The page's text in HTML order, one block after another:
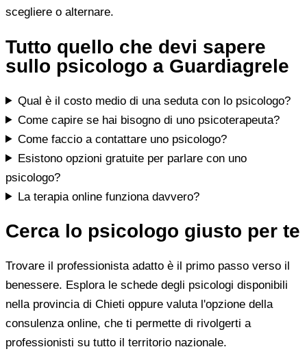
scegliere o alternare.
Tutto quello che devi sapere
sullo psicologo a Guardiagrele
Qual è il costo medio di una seduta con lo psicologo?
Come capire se hai bisogno di uno psicoterapeuta?
Come faccio a contattare uno psicologo?
Esistono opzioni gratuite per parlare con uno
psicologo?
La terapia online funziona davvero?
Cerca lo psicologo giusto per te
Trovare il professionista adatto è il primo passo verso il
benessere. Esplora le schede degli psicologi disponibili
nella provincia di Chieti oppure valuta l'opzione della
consulenza online, che ti permette di rivolgerti a
professionisti su tutto il territorio nazionale.